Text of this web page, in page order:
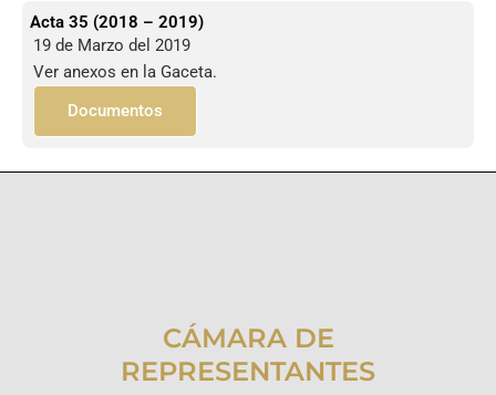
Acta 35 (2018 – 2019)
19 de Marzo del 2019
Ver anexos en la Gaceta.
Documentos
CÁMARA DE
REPRESENTANTES